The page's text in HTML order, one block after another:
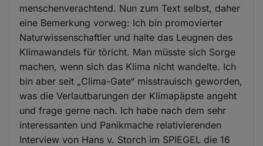
menschenverachtend. Nun zum Text selbst, daher
eine Bemerkung vorweg: Ich bin promovierter
Naturwissenschaftler und halte das Leugnen des
Klimawandels für töricht. Man müsste sich Sorge
machen, wenn sich das Klima nicht wandelte. Ich
bin aber seit „Clima-Gate“ misstrauisch geworden,
was die Verlautbarungen der Klimapäpste angeht
und frage gerne nach. Ich habe nach dem sehr
interessanten und Panikmache relativierenden
Interview von Hans v. Storch im SPIEGEL die 16